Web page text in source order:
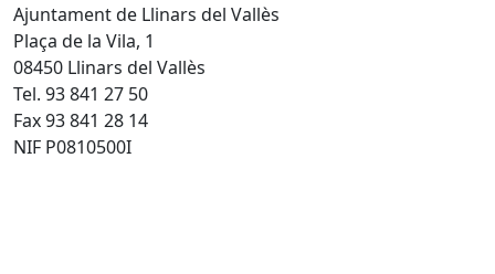
Ajuntament de Llinars del Vallès
Plaça de la Vila, 1
08450 Llinars del Vallès
Tel. 93 841 27 50
Fax 93 841 28 14
NIF P0810500I